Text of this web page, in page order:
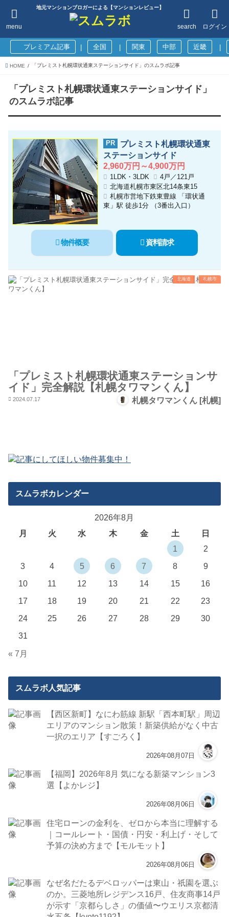
地元マンションブロガーによる【マンションレビュー】
ログイン
search
menu
プレミアム記事 全国 関東 中部 近畿
HOME 「プレミスト札幌環状通東ステーションサイド」のスムラボ記事
「プレミスト札幌環状通東ステーションサイド」
のスムラボ記事
プレミスト札幌環状通東
ステーションサイド
2,960万円～4,900万円
1LDK・3LDK
4戸／121戸
北海道札幌市東区北14条東15
札幌市営地下鉄東豊線 「環状通
東」駅 徒歩1分 （3番出入口）
物件概要 資料請求
北海道 札幌市
「プレミスト札幌環状通東ステーションサ
イド」完全解説【札幌タワマンくん】
2024.07.17 札幌タワマンくん [札幌]
スムラボカレンダー
2026年8月
月
火 水 木 金 土
日
1
2
3
4 5 6 7 8
9
10
11 12 13 14 15
16
17
18 19 20 21 22
23
24
25 26 27 28 29
30
31
« 7月
スムラボ人気記事
【西区新町】なにわ筋線 新駅「西本町駅」周辺
エリアのマンション散策！新築供給がなく中古
一択のエリア【すごろく】
2026年08月07日
【福岡】2026年8月 気になる新築マンション3
選【よかレジ】
2026年08月06日
住宅ローンの金利を、ゼロから本当に理解する
｜コールレート・国債・円安・利上げ・そして
予算の決め方まで【モルモット】
2026年08月06日
なぜ名だたるデベロッパーは東山・祇園を選ぶ
のか。三菱地所レジデンス16戸、住友商事14戸
が示す「京都らしさ」の価値〜ウエリス京都清